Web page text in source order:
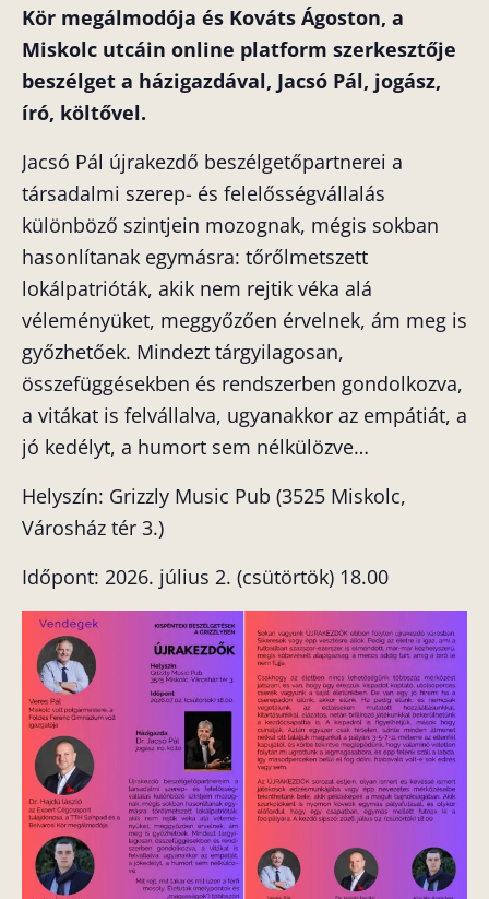
Kör megálmodója és Kováts Ágoston, a
Miskolc utcáin online platform szerkesztője
beszélget a házigazdával, Jacsó Pál, jogász,
író, költővel.
Jacsó Pál újrakezdő beszélgetőpartnerei a
társadalmi szerep- és felelősségvállalás
különböző szintjein mozognak, mégis sokban
hasonlítanak egymásra: tőrőlmetszett
lokálpatrióták, akik nem rejtik véka alá
véleményüket, meggyőzően érvelnek, ám meg is
győzhetőek. Mindezt tárgyilagosan,
összefüggésekben és rendszerben gondolkozva,
a vitákat is felvállalva, ugyanakkor az empátiát, a
jó kedélyt, a humort sem nélkülözve…
Helyszín: Grizzly Music Pub (3525 Miskolc,
Városház tér 3.)
Időpont: 2026. július 2. (csütörtök) 18.00